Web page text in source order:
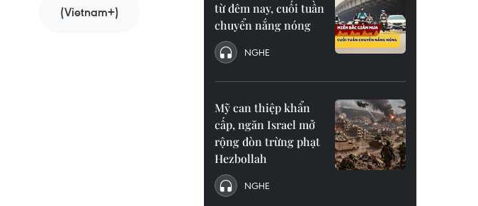
(Vietnam+)
từ đêm nay, cuối tuần
chuyển nắng nóng
NGHE
Mỹ can thiệp khẩn
cấp, ngăn Israel mở
rộng đòn trừng phạt
Hezbollah
NGHE